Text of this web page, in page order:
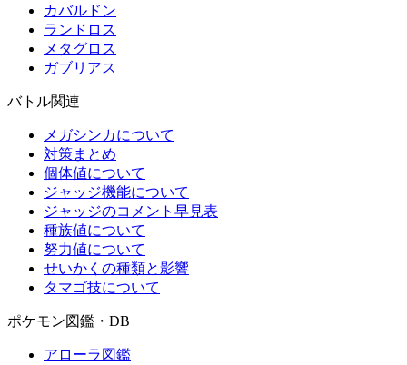
カバルドン
ランドロス
メタグロス
ガブリアス
バトル関連
メガシンカについて
対策まとめ
個体値について
ジャッジ機能について
ジャッジのコメント早見表
種族値について
努力値について
せいかくの種類と影響
タマゴ技について
ポケモン図鑑・DB
アローラ図鑑